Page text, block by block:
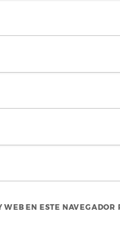
EN ESTE